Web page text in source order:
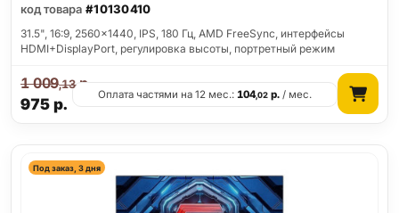
код товара #10130410
31.5", 16:9, 2560x1440, IPS, 180 Гц, AMD FreeSync, интерфейсы
HDMI+DisplayPort, регулировка высоты, портретный режим
975р.
1 009,13р.
Оплата частями на 12 мес.:104,02 р. / мес.
Под заказ, 3 дня